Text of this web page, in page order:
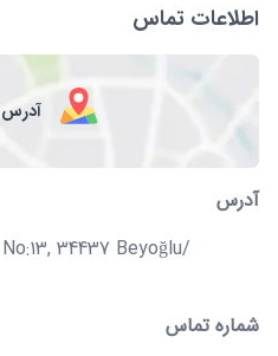
اطلاعات تماس
آدرس
34437 Beyoğlu/
شماره تماس